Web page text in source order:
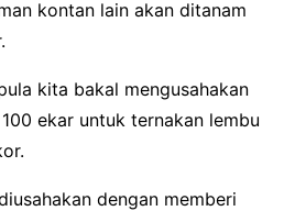
kontan lain akan ditanam
kita bakal mengusahakan
ekar untuk ternakan lembu
dengan memberi